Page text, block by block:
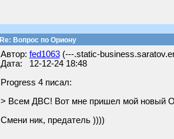
Re: Вопрос по Ориону
Автор: fed1063(---.static-
Дата: 12-12-24 18:48
Progress 4 писал:
> Всем ДВС! Вот мне пришел мой новый
Смени ник, предатель ))))